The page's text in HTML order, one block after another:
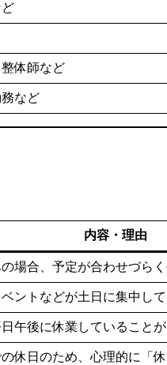
体師など
など
内容・理由
場合、予定が合わせづら
ントなどが土日に集中し
午後に休業していること
休日のため、心理的に「休